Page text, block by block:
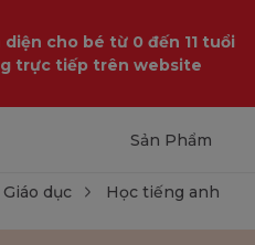
cho bé từ 0 đến 11 tuổi
trực tiếp trên website
Sản Phẩm
Giáo dục Học tiếng anh